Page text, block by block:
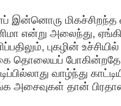
இன்னொரு மிகச்சிறந்த
என்று அலைந்து,
புகழின்
தொலையப் போகின்றதே
வாழ்ந்து
அசைவுகள் தான்